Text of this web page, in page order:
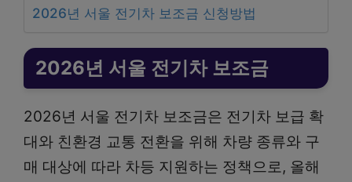
2026년 서울 전기차 보조금 신청방법
2026년 서울 전기차 보조금
2026년 서울 전기차 보조금은 전기차 보급 확
대와 친환경 교통 전환을 위해 차량 종류와 구
매 대상에 따라 차등 지원하는 정책으로, 올해